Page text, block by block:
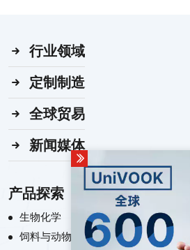
行业领域
定制制造
全球贸易
新闻媒体
产品探索
生物化学
饲料与动物营养化学